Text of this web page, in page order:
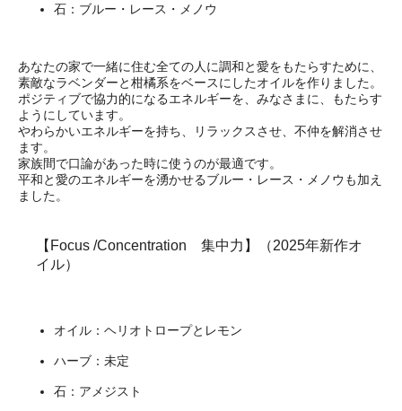
石：ブルー・レース・メノウ
あなたの家で一緒に住む全ての人に調和と愛をもたらすために、
素敵なラベンダーと柑橘系をベースにしたオイルを作りました。
ポジティブで協力的になるエネルギーを、みなさまに、もたらす
ようにしています。
やわらかいエネルギーを持ち、リラックスさせ、不仲を解消させ
ます。
家族間で口論があった時に使うのが最適です。
平和と愛のエネルギーを湧かせるブルー・レース・メノウも加え
ました。
【Focus /Concentration 集中力】（2025年新作オ
イル）
オイル：ヘリオトロープとレモン
ハーブ：未定
石：アメジスト